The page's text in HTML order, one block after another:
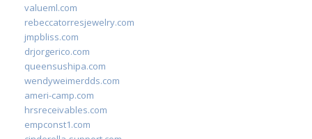
valueml.com
rebeccatorresjewelry.com
jmpbliss.com
drjorgerico.com
queensushipa.com
wendyweimerdds.com
ameri-camp.com
hrsreceivables.com
empconst1.com